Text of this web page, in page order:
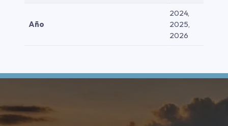
Año
2024,
2025,
2026